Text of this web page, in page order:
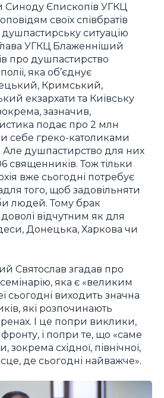
Синоду Єпископів УГКЦ
своїх співбратів
душпастирську ситуацію
УГКЦ Блаженніший
про душпастирство
яка об’єднує
Кримський,
екзархати та Київську
зазначив,
подає про 2 млн
себе греко-католиками
Але душпастирство для них
священників. Тож тільки
вже сьогодні потребує
того, щоб задовільняти
людей. Тому брак
відчутним як для
Донецька, Харкова чи
Святослав згадав про
яка є «великим
сьогодні виходить значна
які розпочинають
І це попри виклики,
і попри те, що «саме
зокрема східної, північної,
де сьогодні найважче».